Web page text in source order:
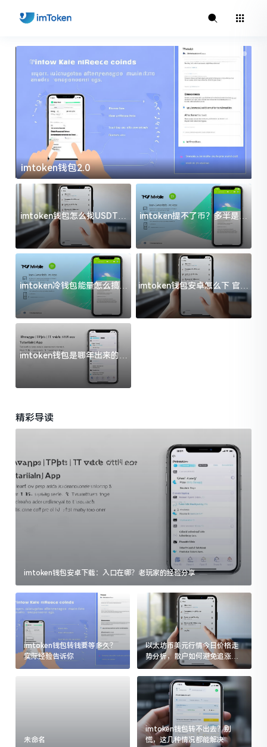
imtoken钱包2.0
imtoken钱包怎么找USDT地
址？三步搞定不踩坑
imtoken提不了币？多半是这
几件事没处理好
imtoken冷钱包能量怎么搞？
过来人告诉你门道
imtoken钱包安卓怎么下 官方
渠道避坑指南
imtoken钱包是哪年出来的？
一文给你说清楚
精彩导读
imtoken钱包安卓下载：入口在哪？老玩家的经验分享
imtoken钱包转钱要等多久？
实际经验告诉你
以太坊币美元行情今日价格走
势分析，散户如何避免追涨杀
跌被套牢
未命名
imtoken钱包转不出去？别
慌，这几种情况都能解决